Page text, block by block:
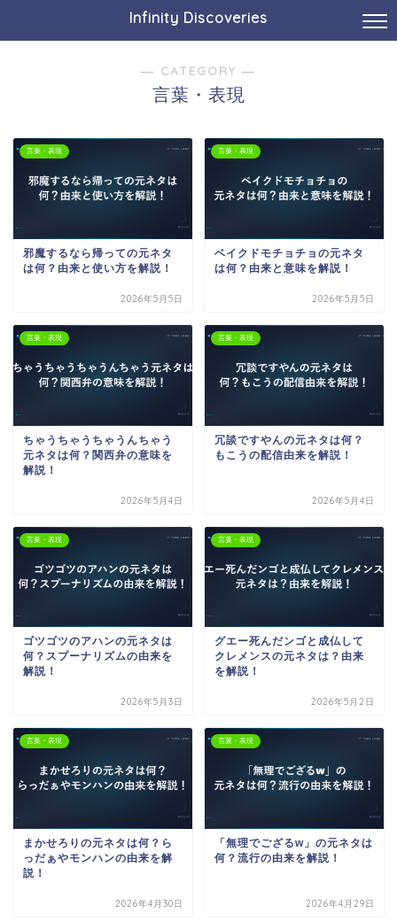
Infinity Discoveries
― CATEGORY ―
言葉・表現
言葉・表現
邪魔するなら帰っての元ネタ
は何？由来と使い方を解説！
2026年5月5日
言葉・表現
ベイクドモチョチョの元ネタ
は何？由来と意味を解説！
2026年5月5日
言葉・表現
ちゃうちゃうちゃうんちゃう
元ネタは何？関西弁の意味を
解説！
2026年5月4日
言葉・表現
冗談ですやんの元ネタは何？
もこうの配信由来を解説！
2026年5月4日
言葉・表現
ゴツゴツのアハンの元ネタは
何？スプーナリズムの由来を
解説！
2026年5月3日
言葉・表現
グエー死んだンゴと成仏して
クレメンスの元ネタは？由来
を解説！
2026年5月2日
言葉・表現
まかせろりの元ネタは何？ら
っだぁやモンハンの由来を解
説！
2026年4月30日
言葉・表現
「無理でござるw」の元ネタは
何？流行の由来を解説！
2026年4月29日